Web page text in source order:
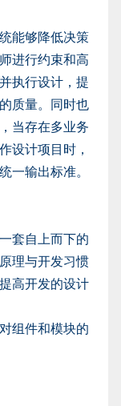
能够降低决策
进行约束和高
执行设计，提
质量。同时也
当存在多业务
设计项目时，
一输出标准。
套自上而下的
理与开发习惯
高开发的设计
组件和模块的